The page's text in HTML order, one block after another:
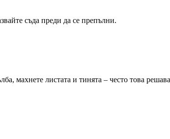
съда преди да се препълни.
махнете листата и тинята – често това